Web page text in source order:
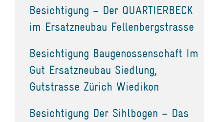
Besichtigung – Der QUARTIERBECK
im Ersatzneubau Fellenbergstrasse
Besichtigung Baugenossenschaft Im
Gut Ersatzneubau Siedlung,
Gutstrasse Zürich Wiedikon
Besichtigung Der Sihlbogen – Das